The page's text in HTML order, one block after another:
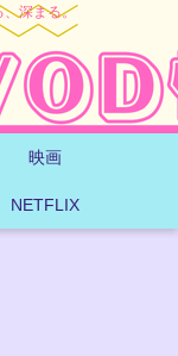
、深まる。
映画
NETFLIX